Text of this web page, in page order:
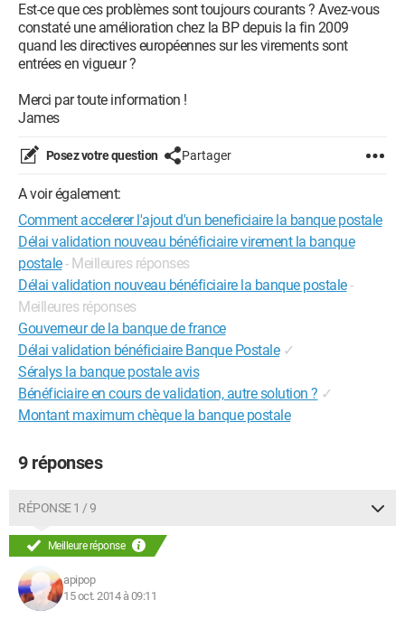
Est-ce que ces problèmes sont toujours courants ? Avez-vous
constaté une amélioration chez la BP depuis la fin 2009
quand les directives européennes sur les virements sont
entrées en vigueur ?
Merci par toute information !
James
Posez votre question Partager
A voir également:
Comment accelerer l'ajout d'un beneficiaire la banque postale
Délai validation nouveau bénéficiaire virement la banque
postale- Meilleures réponses
Délai validation nouveau bénéficiaire la banque postale-
Meilleures réponses
Gouverneur de la banque de france
Délai validation bénéficiaire Banque Postale ✓
Séralys la banque postale avis
Bénéficiaire en cours de validation, autre solution ? ✓
Montant maximum chèque la banque postale
9 réponses
RÉPONSE 1 / 9
Meilleure réponse
apipop
15 oct. 2014 à 09:11